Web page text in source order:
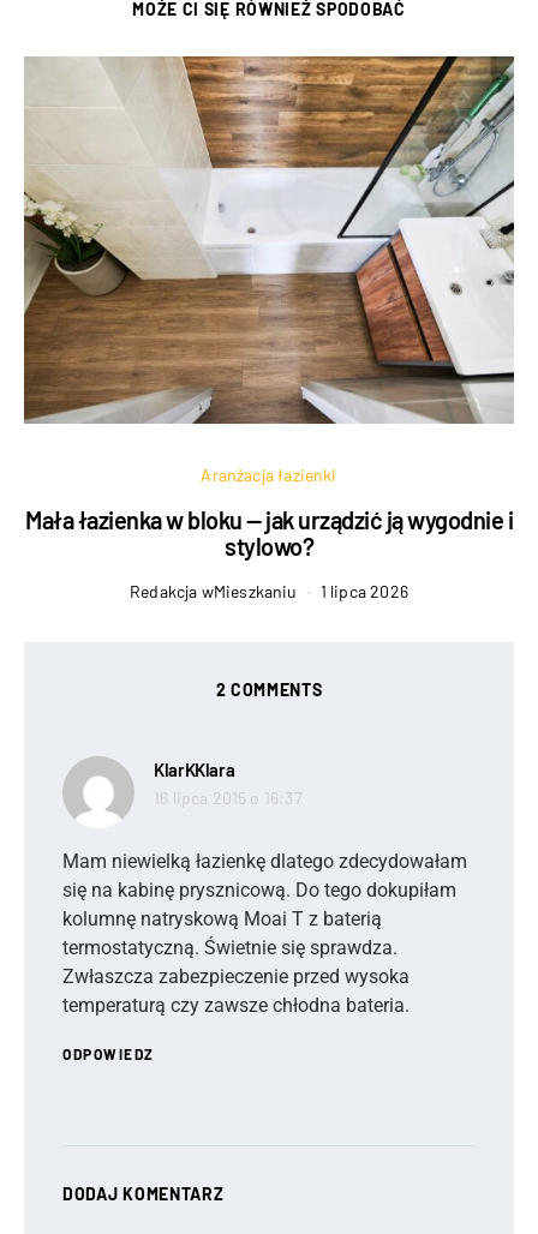
MOŻE CI SIĘ RÓWNIEŻ SPODOBAĆ
Aranżacja łazienki
Mała łazienka w bloku — jak urządzić ją wygodnie i
stylowo?
Redakcja wMieszkaniu 1 lipca 2026
2 COMMENTS
KlarKKlara
16 lipca 2015 o 16:37
Mam niewielką łazienkę dlatego zdecydowałam
się na kabinę prysznicową. Do tego dokupiłam
kolumnę natryskową Moai T z baterią
termostatyczną. Świetnie się sprawdza.
Zwłaszcza zabezpieczenie przed wysoka
temperaturą czy zawsze chłodna bateria.
ODPOWIEDZ
DODAJ KOMENTARZ